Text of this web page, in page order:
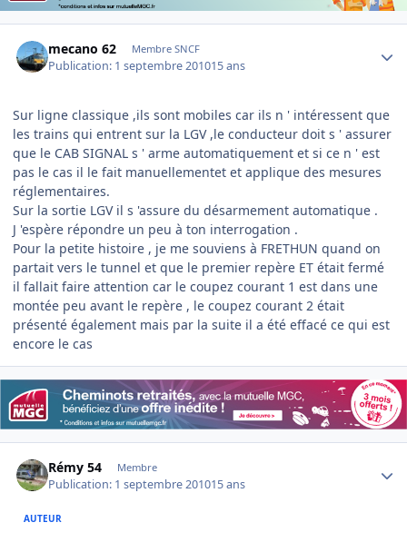
mecano 62 Membre SNCF
Publication: 1 septembre 201015 ans
Sur ligne classique ,ils sont mobiles car ils n ' intéressent que
les trains qui entrent sur la LGV ,le conducteur doit s ' assurer
que le CAB SIGNAL s ' arme automatiquement et si ce n ' est
pas le cas il le fait manuellementet et applique des mesures
réglementaires.
Sur la sortie LGV il s 'assure du désarmement automatique .
J 'espère répondre un peu à ton interrogation .
Pour la petite histoire , je me souviens à FRETHUN quand on
partait vers le tunnel et que le premier repère ET était fermé
il fallait faire attention car le coupez courant 1 est dans une
montée peu avant le repère , le coupez courant 2 était
présenté également mais par la suite il a été effacé ce qui est
encore le cas
Rémy 54 Membre
Publication: 1 septembre 201015 ans
AUTEUR